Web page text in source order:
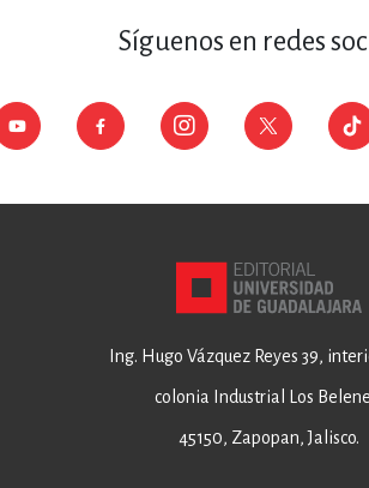
Síguenos en redes
Ing. Hugo Vázquez Reyes 39,
colonia Industrial Los
45150, Zapopan, Jalisco.